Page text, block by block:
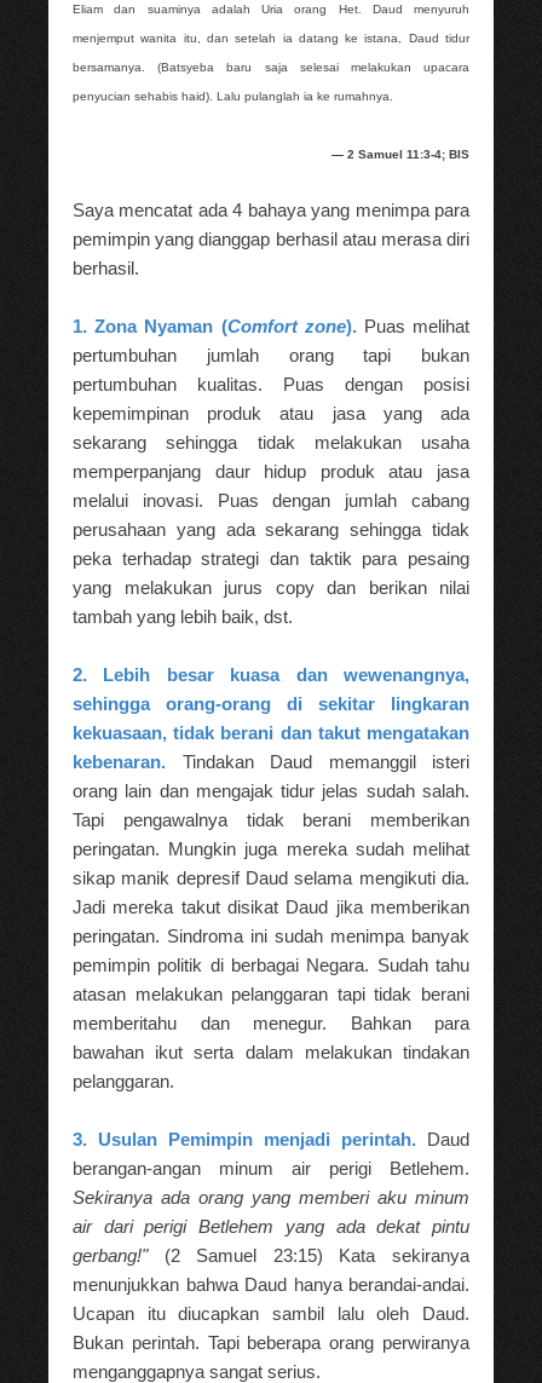
Eliam dan suaminya adalah Uria orang Het. Daud menyuruh
menjemput wanita itu, dan setelah ia datang ke istana, Daud tidur
bersamanya. (Batsyeba baru saja selesai melakukan upacara
penyucian sehabis haid). Lalu pulanglah ia ke rumahnya.
— 2 Samuel 11:3-4; BIS
Saya mencatat ada 4 bahaya yang menimpa para
pemimpin yang dianggap berhasil atau merasa diri
berhasil.
1. Zona Nyaman (Comfort zone).Puas melihat
pertumbuhan jumlah orang tapi bukan
pertumbuhan kualitas. Puas dengan posisi
kepemimpinan produk atau jasa yang ada
sekarang sehingga tidak melakukan usaha
memperpanjang daur hidup produk atau jasa
melalui inovasi. Puas dengan jumlah cabang
perusahaan yang ada sekarang sehingga tidak
peka terhadap strategi dan taktik para pesaing
yang melakukan jurus copy dan berikan nilai
tambah yang lebih baik, dst.
2. Lebih besar kuasa dan wewenangnya,
sehingga orang-orang di sekitar lingkaran
kekuasaan, tidak berani dan takut mengatakan
kebenaran. Tindakan Daud memanggil isteri
orang lain dan mengajak tidur jelas sudah salah.
Tapi pengawalnya tidak berani memberikan
peringatan. Mungkin juga mereka sudah melihat
sikap manik depresif Daud selama mengikuti dia.
Jadi mereka takut disikat Daud jika memberikan
peringatan. Sindroma ini sudah menimpa banyak
pemimpin politik di berbagai Negara. Sudah tahu
atasan melakukan pelanggaran tapi tidak berani
memberitahu dan menegur. Bahkan para
bawahan ikut serta dalam melakukan tindakan
pelanggaran.
3. Usulan Pemimpin menjadi perintah. Daud
berangan-angan minum air perigi Betlehem.
Sekiranya ada orang yang memberi aku minum
air dari perigi Betlehem yang ada dekat pintu
gerbang!"(2 Samuel 23:15) Kata sekiranya
menunjukkan bahwa Daud hanya berandai-andai.
Ucapan itu diucapkan sambil lalu oleh Daud.
Bukan perintah. Tapi beberapa orang perwiranya
menganggapnya sangat serius.